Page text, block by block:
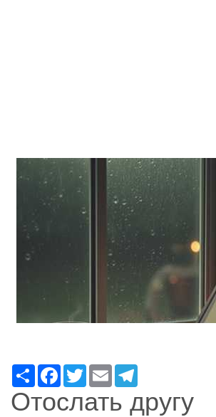
Ресурс
Facebook
Twitter
Email
Отослать другу